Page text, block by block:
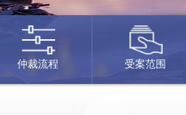
仲裁流程 受案范围